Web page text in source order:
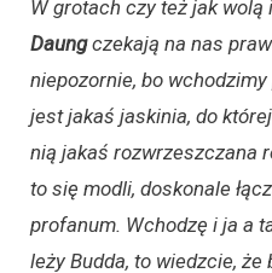
W grotach czy też jak wolą
Daungczekają na nas
niepozornie, bo
jest jakaś jaskinia, do
nią jakaś rozwrzeszczana
to się modli, doskonale
profanum. Wchodzę i ja a
leży Budda, to wiedzcie, że